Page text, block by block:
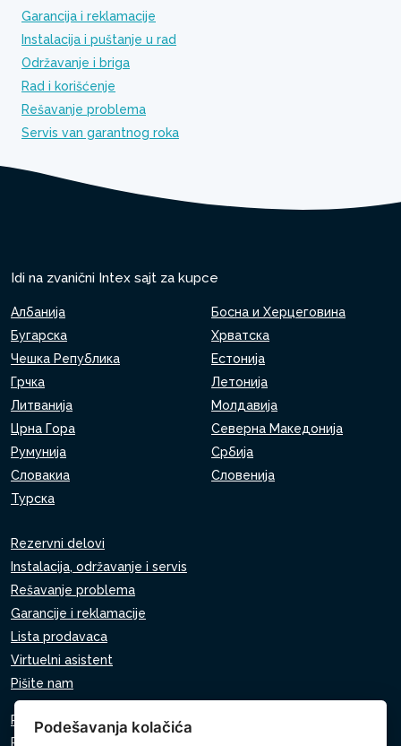
Garancija i reklamacije
Instalacija i puštanje u rad
Održavanje i briga
Rad i korišćenje
Rešavanje problema
Servis van garantnog roka
Idi na zvanični Intex sajt za kupce
Албанија
Босна и Херцеговина
Бугарска
Хрватска
Чешка Република
Естонија
Грчка
Летонија
Литванија
Молдавија
Црна Гора
Северна Македонија
Румунија
Србија
Словакиа
Словенија
Турска
Rezervni delovi
Instalacija, održavanje i servis
Rešavanje problema
Garancije i reklamacije
Lista prodavaca
Virtuelni asistent
Pišite nam
Pravila o zaštiti ličnih podataka
Pravila o korišćenju kolačića
Podešavanja kolačića